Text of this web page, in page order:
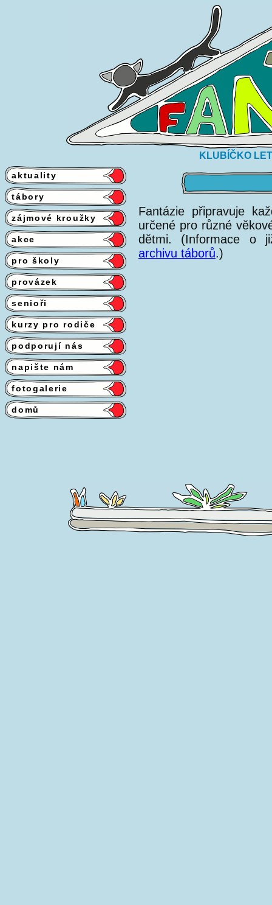
KLUBÍČKO
aktuality
tábory
zájmové kroužky
akce
pro školy
provázek
senioři
kurzy pro rodiče
podporují nás
napište nám
fotogalerie
domů
Fantázie připravuje
určené pro různé
dětmi. (Informace o
archivu táborů.)